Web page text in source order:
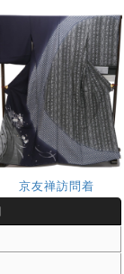
京友禅訪問着